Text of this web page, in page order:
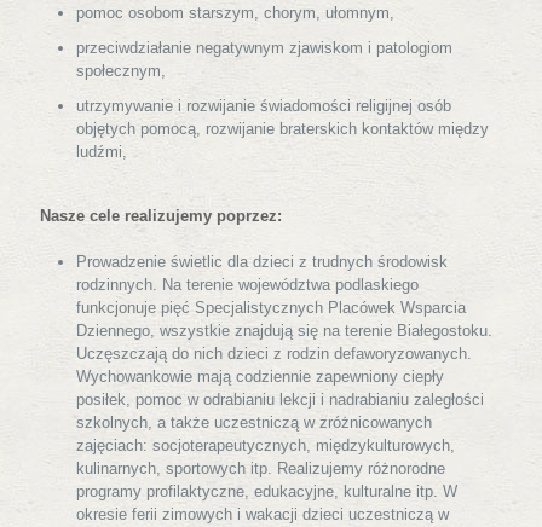
pomoc osobom starszym, chorym, ułomnym,
przeciwdziałanie negatywnym zjawiskom i patologiom
społecznym,
utrzymywanie i rozwijanie świadomości religijnej osób
objętych pomocą, rozwijanie braterskich kontaktów między
ludźmi,
Nasze cele realizujemy poprzez:
Prowadzenie świetlic dla dzieci z trudnych środowisk
rodzinnych. Na terenie województwa podlaskiego
funkcjonuje pięć Specjalistycznych Placówek Wsparcia
Dziennego, wszystkie znajdują się na terenie Białegostoku.
Uczęszczają do nich dzieci z rodzin defaworyzowanych.
Wychowankowie mają codziennie zapewniony ciepły
posiłek, pomoc w odrabianiu lekcji i nadrabianiu zaległości
szkolnych, a także uczestniczą w zróżnicowanych
zajęciach: socjoterapeutycznych, międzykulturowych,
kulinarnych, sportowych itp. Realizujemy różnorodne
programy profilaktyczne, edukacyjne, kulturalne itp. W
okresie ferii zimowych i wakacji dzieci uczestniczą w